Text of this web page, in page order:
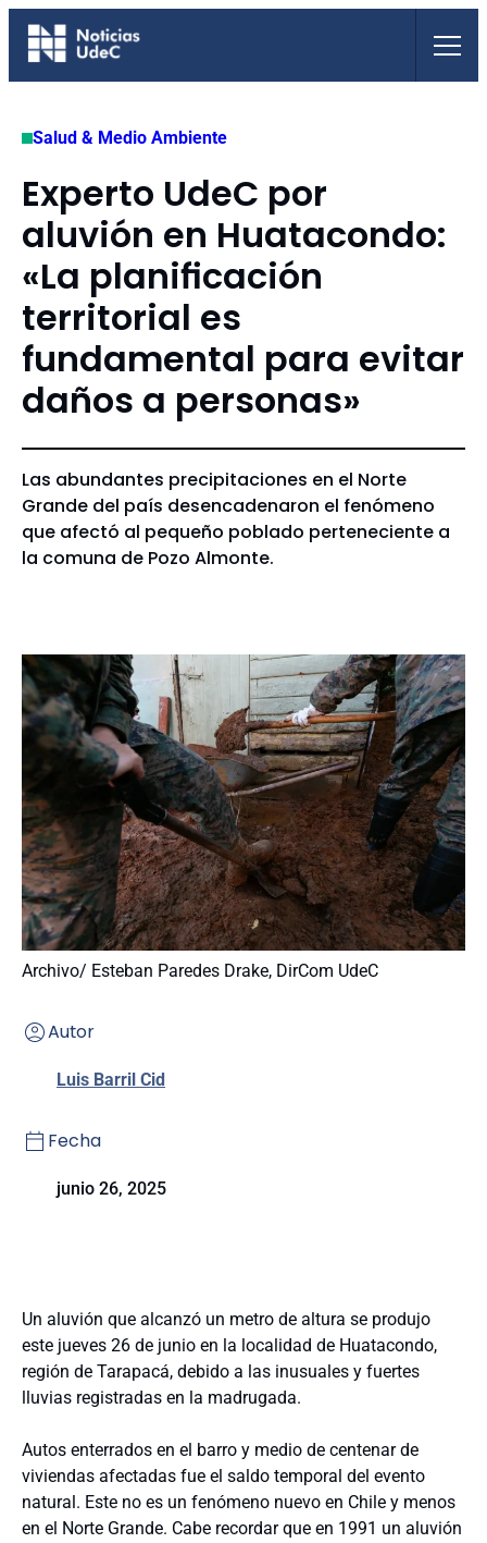
Saltar
Salud & Medio Ambiente
Experto UdeC por
aluvión en Huatacondo:
«La planificación
territorial es
fundamental para evitar
daños a personas»
Las abundantes precipitaciones en el Norte
Grande del país desencadenaron el fenómeno
que afectó al pequeño poblado perteneciente a
la comuna de Pozo Almonte.
Archivo/ Esteban Paredes Drake, DirCom UdeC
Autor
Luis Barril Cid
Fecha
junio 26, 2025
Un aluvión que alcanzó un metro de altura se produjo
este jueves 26 de junio en la localidad de Huatacondo,
región de Tarapacá, debido a las inusuales y fuertes
lluvias registradas en la madrugada.
Autos enterrados en el barro y medio de centenar de
viviendas afectadas fue el saldo temporal del evento
natural. Este no es un fenómeno nuevo en Chile y menos
en el Norte Grande. Cabe recordar que en 1991 un aluvión